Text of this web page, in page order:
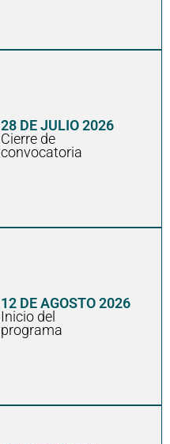
28 DE JULIO 2026
Cierre de
convocatoria
12 DE AGOSTO 2026
Inicio del
programa